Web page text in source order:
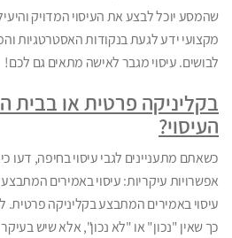
שהמסע יוכל לבצע את העיסוי המדויק
מקצועי ידע לגעת בנקודות האסטרטגיות
לבושים. עיסוי מגבר לאישה מתאים גם לכם!
בקליניקה פרטית או בבית
העיסוי?
כשאתם מתעניינים לגבי עיסוי בחיפה, דעו
אפשרויות עיקריות: עיסוי באמירים
עיסוי באמירים המתבצע בקליניקה
כך שאין "נכון" או "לא נכון", אלא שיש